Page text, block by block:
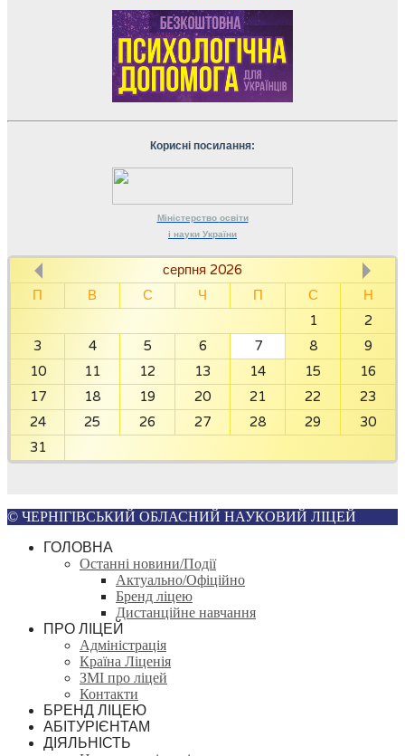
Корисні посилання:
Міністерство освіти
і науки України
серпня 2026
П
В С Ч П С
Н
1
2
3
4 5 6 7 8
9
10
11 12 13 14 15
16
17
18 19 20 21 22
23
24
25 26 27 28 29
30
31
© ЧЕРНІГІВСЬКИЙ ОБЛАСНИЙ НАУКОВИЙ ЛІЦЕЙ
ГОЛОВНА
Останні новини/Події
Актуально/Офіційно
Бренд ліцею
Дистанційне навчання
ПРО ЛІЦЕЙ
Адміністрація
Країна Ліценія
ЗМІ про ліцей
Контакти
БРЕНД ЛІЦЕЮ
АБІТУРІЄНТАМ
ДІЯЛЬНІСТЬ